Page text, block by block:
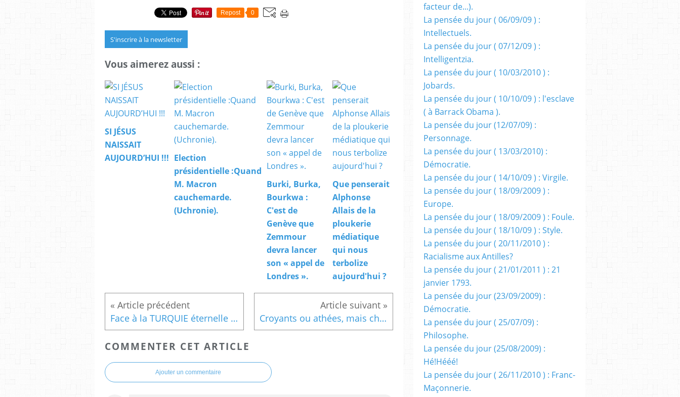
Repost 0
S'inscrire à la newsletter
Vous aimerez aussi :
SI JÉSUS
NAISSAIT
AUJOURD’HUI !!! Election
présidentielle :Quand
M. Macron
cauchemarde.
(Uchronie).
Burki, Burka,
Bourkwa :
C'est de
Genève que
Zemmour
devra lancer
son « appel de
Londres ».
Que penserait
Alphonse
Allais de la
ploukerie
médiatique
qui nous
terbolize
aujourd'hui ?
Face à la TURQUIE éternelle Jean-François Colosimo nous indique la seule politique lucide et courageuse. Croyants ou athées, mais chercheurs de vérité et de valeurs authentiques, écoutez J-F Colosimo sur KTO. C'est réconfortant, voire époustouflant.
COMMENTER CET ARTICLE
Ajouter un commentaire
facteur de...).
La pensée du jour ( 06/09/09 ) :
Intellectuels.
La pensée du jour ( 07/12/09 ) :
Intelligentzia.
La pensée du jour ( 10/03/2010 ) :
Jobards.
La pensée du jour ( 10/10/09 ) : l'esclave
( à Barrack Obama ).
La pensée du jour (12/07/09) :
Personnage.
La pensée du jour ( 13/03/2010) :
Démocratie.
La pensée du jour ( 14/10/09 ) : Virgile.
La pensée du jour ( 18/09/2009 ) :
Europe.
La pensée du jour ( 18/09/2009 ) : Foule.
La pensée du Jour ( 18/10/09 ) : Style.
La pensée du jour ( 20/11/2010 ) :
Racialisme aux Antilles?
La pensée du jour ( 21/01/2011 ) : 21
janvier 1793.
La pensée du jour (23/09/2009) :
Démocratie.
La pensée du jour ( 25/07/09) :
Philosophe.
La pensée du jour (25/08/2009) :
Hé!Hééé!
La pensée du jour ( 26/11/2010 ) : Franc-
Maçonnerie.